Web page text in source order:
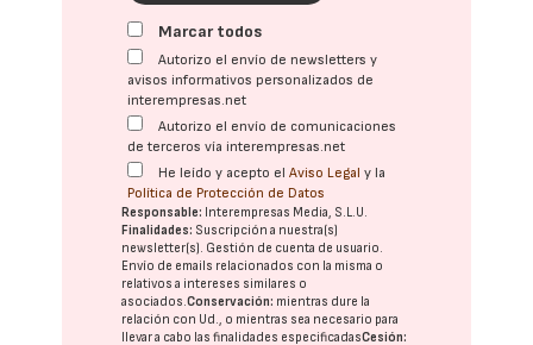
Marcar todos
Autorizo el envío de newsletters y
avisos informativos personalizados de
interempresas.net
Autorizo el envío de comunicaciones
de terceros vía interempresas.net
He leído y acepto elAviso Legal y la
Política de Protección de Datos
Responsable: Interempresas Media, S.L.U.
Finalidades: Suscripción a nuestra(s)
newsletter(s). Gestión de cuenta de usuario.
Envío de emails relacionados con la misma o
relativos a intereses similares o
asociados.Conservación: mientras dure la
relación con Ud., o mientras sea necesario para
llevar a cabo las finalidades especificadasCesión: